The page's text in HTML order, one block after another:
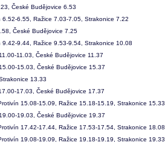
České Budějovice 6.53
6.55, Ražice 7.03-7.05, Strakonice 7.22
České Budějovice 7.25
9.44, Ražice 9.53-9.54, Strakonice 10.08
11.03, České Budějovice 11.37
15.03, České Budějovice 15.37
13.33
17.03, České Budějovice 17.37
15.08-15.09, Ražice 15.18-15.19, Strakonice 15.33
19.03, České Budějovice 19.37
17.42-17.44, Ražice 17.53-17.54, Strakonice 18.08
19.08-19.09, Ražice 19.18-19.19, Strakonice 19.33